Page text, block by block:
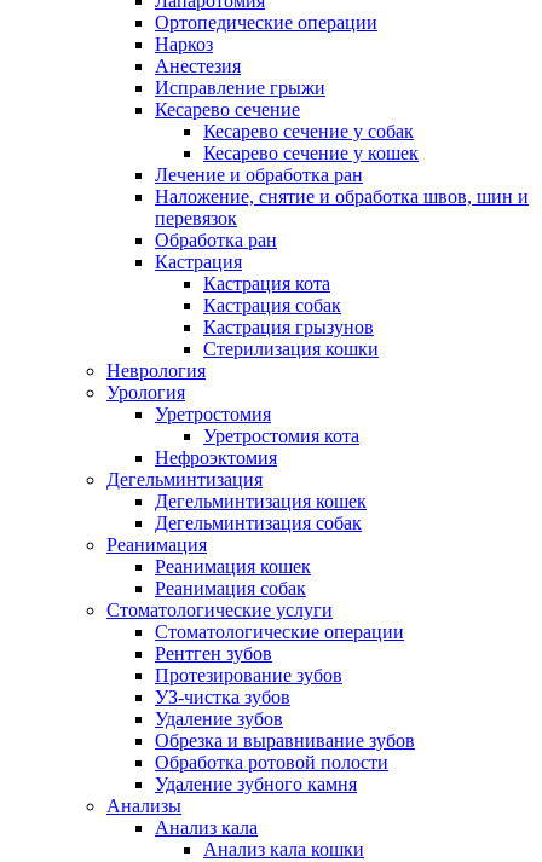
Ортопедические операции
Наркоз
Анестезия
Исправление грыжи
Кесарево сечение
Кесарево сечение у собак
Кесарево сечение у кошек
Лечение и обработка ран
Наложение, снятие и обработка швов, шин и
перевязок
Обработка ран
Кастрация
Кастрация кота
Кастрация собак
Кастрация грызунов
Стерилизация кошки
Неврология
Урология
Уретростомия
Уретростомия кота
Нефроэктомия
Дегельминтизация
Дегельминтизация кошек
Дегельминтизация собак
Реанимация
Реанимация кошек
Реанимация собак
Стоматологические услуги
Стоматологические операции
Рентген зубов
Протезирование зубов
УЗ-чистка зубов
Удаление зубов
Обрезка и выравнивание зубов
Обработка ротовой полости
Удаление зубного камня
Анализы
Анализ кала
Анализ кала кошки